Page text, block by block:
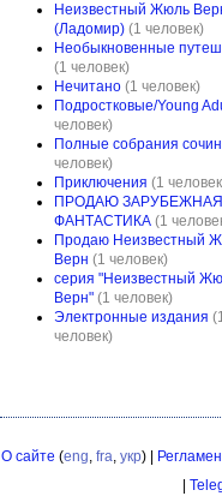
Неизвестный Жюль
(Ладомир) (1 человек)
Необыкновенные
(1 человек)
Нечитано (1 человек)
Подростковые/Young
человек)
Полные собрания
человек)
Приключения (1
ПРОДАЮ ЗАРУБЕЖНАЯ
ФАНТАСТИКА (1
Продаю Неизвестный
Верн (1 человек)
серия "Неизвестный
Верн" (1 человек)
Электронные издания
человек)
О сайте (eng, fra, укр) |